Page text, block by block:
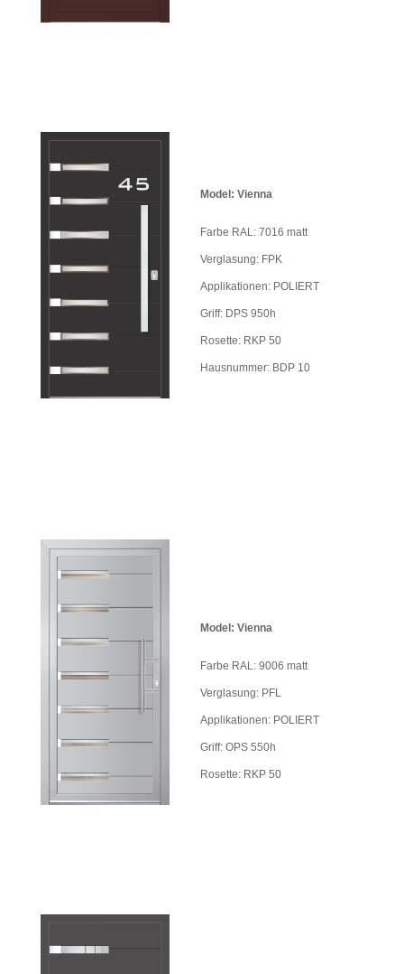
Model: Vienna
Farbe RAL: 7016 matt
Verglasung: FPK
Applikationen: POLIERT
Griff: DPS 950h
Rosette: RKP 50
Hausnummer: BDP 10
Model: Vienna
Farbe RAL: 9006 matt
Verglasung: PFL
Applikationen: POLIERT
Griff: OPS 550h
Rosette: RKP 50